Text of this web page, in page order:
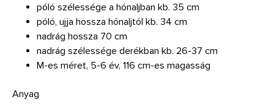
póló szélessége a hónaljban kb. 35 cm
póló, ujja hossza hónaljtól kb. 34 cm
nadrág hossza 70 cm
nadrág szélessége derékban kb. 26-37 cm
M-es méret, 5-6 év, 116 cm-es magasság
Anyag